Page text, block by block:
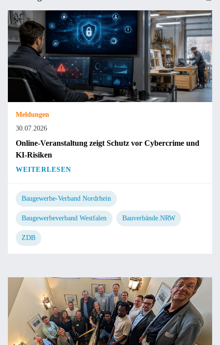
Meldungen
30.07.2026
Online-Veranstaltung zeigt Schutz vor Cybercrime und
KI-Risiken
WEITERLESEN
Baugewerbe-Verband Nordrhein
Baugewerbeverband Westfalen Bauverbände.NRW
ZDB